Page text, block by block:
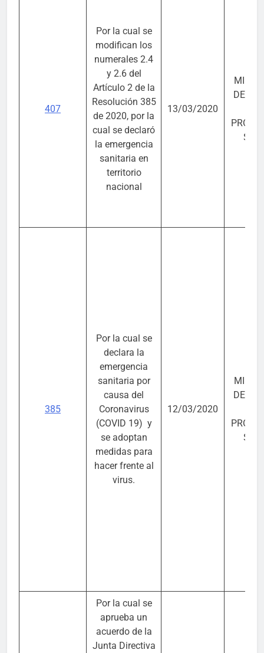
407
Por la cual se
modifican los
numerales 2.4
y 2.6 del
Artículo 2 de la
Resolución 385
de 2020, por la
cual se declaró
la emergencia
sanitaria en
territorio
nacional
13/03/2020
DE
385
Por la cual se
declara la
emergencia
sanitaria por
causa del
Coronavirus
(COVID 19) y
se adoptan
medidas para
hacer frente al
virus.
12/03/2020
DE
Por la cual se
aprueba un
acuerdo de la
Junta Directiva